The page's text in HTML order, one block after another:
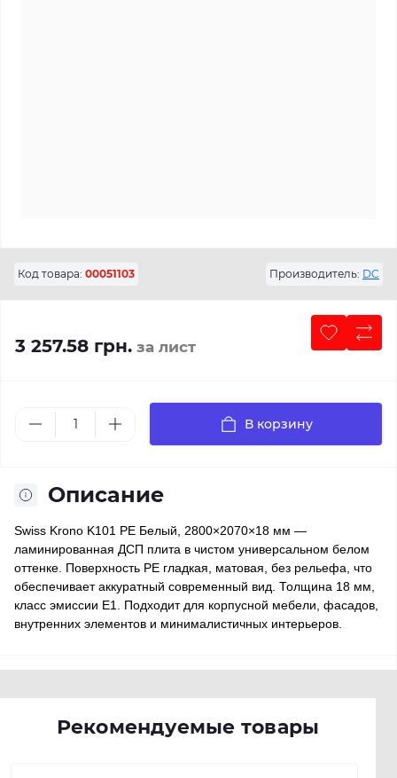
Код товара: 00051103 Производитель: DC
3 257.58 грн. за лист
В корзину
Описание
Swiss Krono K101 PE Белый, 2800×2070×18 мм —
ламинированная ДСП плита в чистом универсальном белом
оттенке. Поверхность PE гладкая, матовая, без рельефа, что
обеспечивает аккуратный современный вид. Толщина 18 мм,
класс эмиссии E1. Подходит для корпусной мебели, фасадов,
внутренних элементов и минималистичных интерьеров.
Рекомендуемые товары